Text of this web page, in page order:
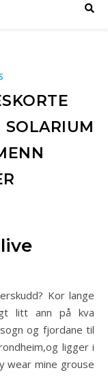
litt ann på kva
og fjordane til
ligger i
wear mine grouse